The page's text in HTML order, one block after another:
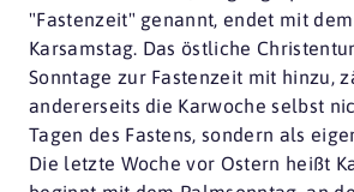
"Fastenzeit" genannt, endet mit dem
Karsamstag. Das östliche
Sonntage zur Fastenzeit mit hinzu,
andererseits die Karwoche selbst
Tagen des Fastens, sondern als
Die letzte Woche vor Ostern heißt